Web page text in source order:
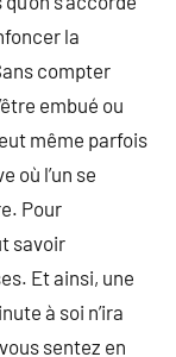
la
compter
embué ou
même parfois
où l’un se
Pour
savoir
Et ainsi, une
à soi n’ira
sentez en